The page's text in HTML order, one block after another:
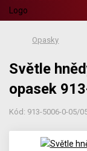
Opasky
Světle
opasek
Kód: 913-5006-0-05/